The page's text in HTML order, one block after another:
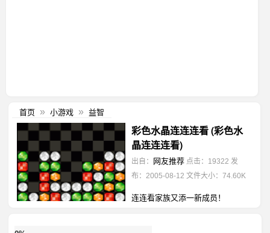
首页 » 小游戏 » 益智
彩色水晶连连连看 (彩色水
晶连连连看)
出自： 网友推荐 点击：19322 发
布：2005-08-12 文件大小：74.60K
连连看家族又添一新成员！